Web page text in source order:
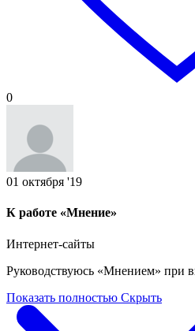
0
01 октября '19
К работе «Мнение»
Интернет-сайты
Руководствуюсь «Мнением» при
Показать полностью Скрыть